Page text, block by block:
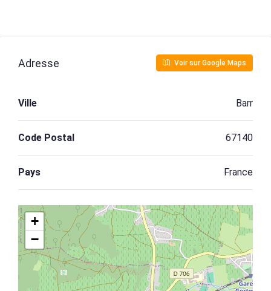
Adresse Voir sur Google Maps
Ville Barr
Code Postal 67140
Pays France
+
−